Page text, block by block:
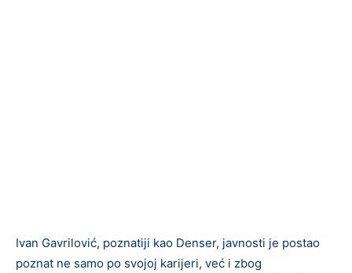
Ivan Gavrilović, poznatiji kao Denser, javnosti je postao
poznat ne samo po svojoj karijeri, već i zbog